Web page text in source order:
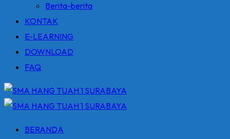
Berita-berita
KONTAK
E-LEARNING
DOWNLOAD
FAQ
BERANDA